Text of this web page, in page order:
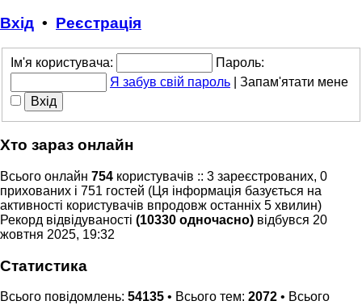
Вхід • Реєстрація
Ім'я користувача:
Пароль:
Я забув свій пароль
Запам'ятати мене
Хто зараз онлайн
Всього онлайн 754 користувачів :: 3 зареєстрованих, 0
прихованих і 751 гостей (Ця інформація базується на
активності користувачів впродовж останніх 5 хвилин)
Рекорд відвідуваності (10330 одночасно) відбувся 20
жовтня 2025, 19:32
Статистика
Всього повідомлень: 54135 • Всього тем: 2072 • Всього